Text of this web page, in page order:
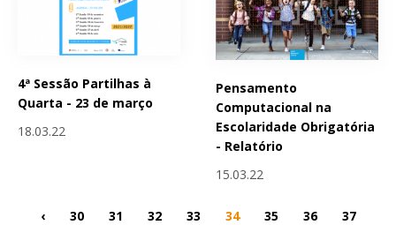
4ª Sessão Partilhas à
Quarta - 23 de março
18.03.22
Pensamento
Computacional na
Escolaridade Obrigatória
- Relatório
15.03.22
‹ 30 31 32 33 34 35 36
37